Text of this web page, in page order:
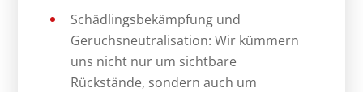
Schädlingsbekämpfung und
Geruchsneutralisation: Wir kümmern
uns nicht nur um sichtbare
Rückstände, sondern auch um